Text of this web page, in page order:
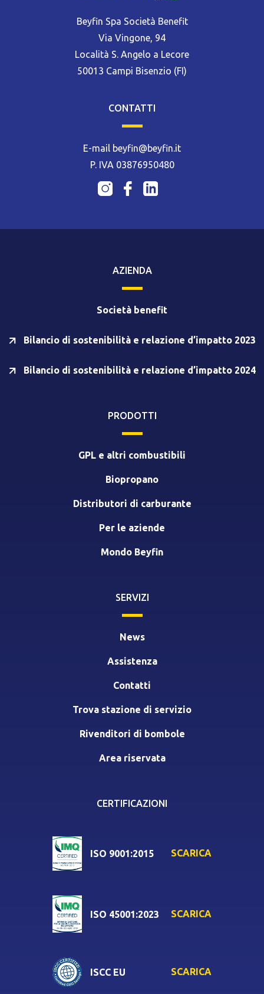
Beyfin Spa Società Benefit
Via Vingone, 94
Località S. Angelo a Lecore
50013 Campi Bisenzio (FI)
CONTATTI
E-mail beyfin@beyfin.it
P. IVA 03876950480
AZIENDA
Società benefit
Bilancio di sostenibilità e relazione d’impatto 2023
Bilancio di sostenibilità e relazione d’impatto 2024
PRODOTTI
GPL e altri combustibili
Biopropano
Distributori di carburante
Per le aziende
Mondo Beyfin
SERVIZI
News
Assistenza
Contatti
Trova stazione di servizio
Rivenditori di bombole
Area riservata
CERTIFICAZIONI
ISO 9001:2015 SCARICA
ISO 45001:2023 SCARICA
ISCC EU SCARICA